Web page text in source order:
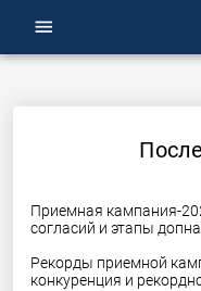
menu
Приемная кампания-
согласий и этапы
Рекорды приемной
конкуренция и